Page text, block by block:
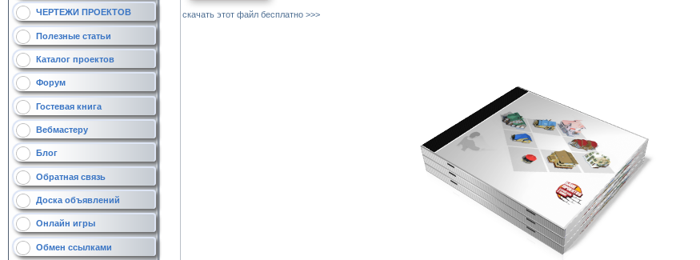
ЧЕРТЕЖИ ПРОЕКТОВ
Полезные статьи
Каталог проектов
Форум
Гостевая книга
Вебмастеру
Блог
Обратная связь
Доска объявлений
Онлайн игры
Обмен ссылками
скачать этот файл бесплатно >>>